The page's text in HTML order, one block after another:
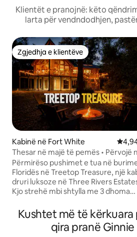
Klientët e pranojnë: këto
larta për vendndodhjen,
Zgjedhja e klientëve
Zgjedhja e klientëve
Kabinë në Fort White
Thesar në majë të pemës • Përvojë
Ichetucknee Springs
Përmirëso pushimet e tua në
Floridës në Treetop Treasure, një
druri luksoze në Three Rivers
Kjo strehë mbi shtylla me 3 dhoma
dyshemeja në tavan, një kuzhinë
dhe një suitë private me krevat
“King”. Shijo qasje ekskluzive me
Kushtet më të kërkuara
qira pranë